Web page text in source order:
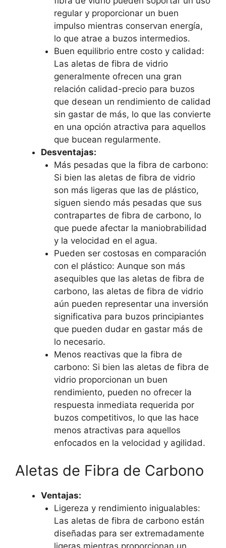
regular y proporcionar un buen
impulso mientras conservan energía,
lo que atrae a buzos intermedios.
Buen equilibrio entre costo y calidad:
Las aletas de fibra de vidrio
generalmente ofrecen una gran
relación calidad-precio para buzos
que desean un rendimiento de calidad
sin gastar de más, lo que las convierte
en una opción atractiva para aquellos
que bucean regularmente.
Desventajas:
Más pesadas que la fibra de carbono:
Si bien las aletas de fibra de vidrio
son más ligeras que las de plástico,
siguen siendo más pesadas que sus
contrapartes de fibra de carbono, lo
que puede afectar la maniobrabilidad
y la velocidad en el agua.
Pueden ser costosas en comparación
con el plástico: Aunque son más
asequibles que las aletas de fibra de
carbono, las aletas de fibra de vidrio
aún pueden representar una inversión
significativa para buzos principiantes
que pueden dudar en gastar más de
lo necesario.
Menos reactivas que la fibra de
carbono: Si bien las aletas de fibra de
vidrio proporcionan un buen
rendimiento, pueden no ofrecer la
respuesta inmediata requerida por
buzos competitivos, lo que las hace
menos atractivas para aquellos
enfocados en la velocidad y agilidad.
Aletas de Fibra de Carbono
Ventajas:
Ligereza y rendimiento inigualables:
Las aletas de fibra de carbono están
diseñadas para ser extremadamente